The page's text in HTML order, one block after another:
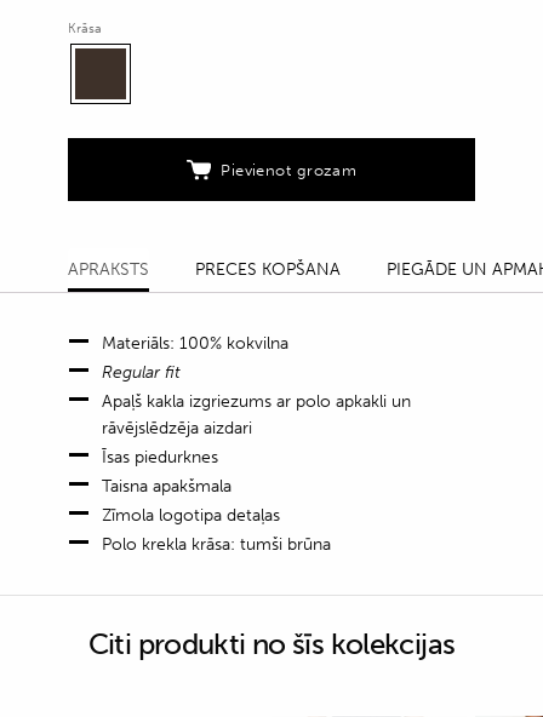
krekls
Krāsa
Pievienot grozam
APRAKSTS PRECES KOPŠANA PIEGĀDE UN
Materiāls: 100% kokvilna
Regular fit
Apaļš kakla izgriezums ar polo apkakli un
rāvējslēdzēja aizdari
Īsas piedurknes
Taisna apakšmala
Zīmola logotipa detaļas
Polo krekla krāsa: tumši brūna
Citi produkti no šīs kolekcijas